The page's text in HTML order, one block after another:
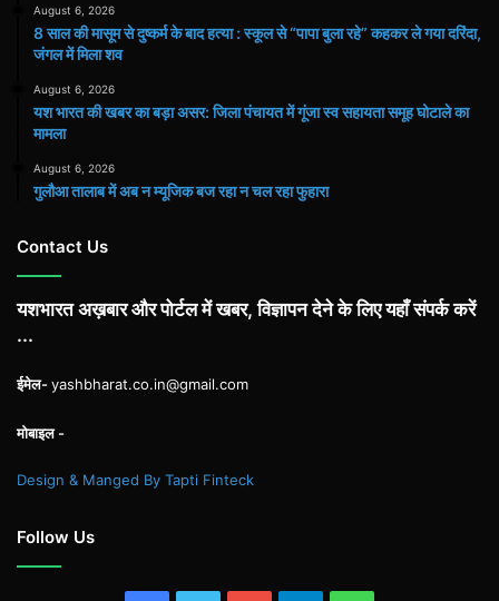
August 6, 2026
8 साल की मासूम से दुष्कर्म के बाद हत्या : स्कूल से “पापा बुला रहे” कहकर ले गया दरिंदा,
जंगल में मिला शव
August 6, 2026
यश भारत की खबर का बड़ा असर: जिला पंचायत में गूंजा स्व सहायता समूह घोटाले का
मामला
August 6, 2026
गुलौआ तालाब में अब न म्यूजिक बज रहा न चल रहा फुहारा
Contact Us
यशभारत अख़बार और पोर्टल में खबर, विज्ञापन देने के लिए यहाँ संपर्क करें
...
ईमेल-yashbharat.co.in@gmail.com
मोबाइल -
Design & Manged By Tapti Finteck
Follow Us